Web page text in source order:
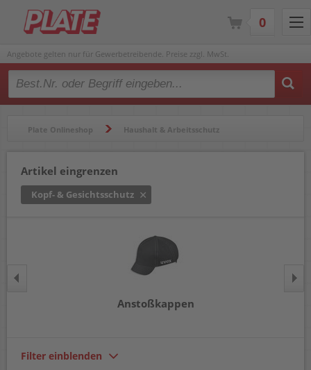
Angebote gelten nur für Gewerbetreibende. Preise zzgl. MwSt.
Type 2 or more characters for results.
Plate Onlineshop Haushalt & Arbeitsschutz
Artikel eingrenzen
Kopf- & Gesichtsschutz
Anstoßkappen
Filter einblenden
0